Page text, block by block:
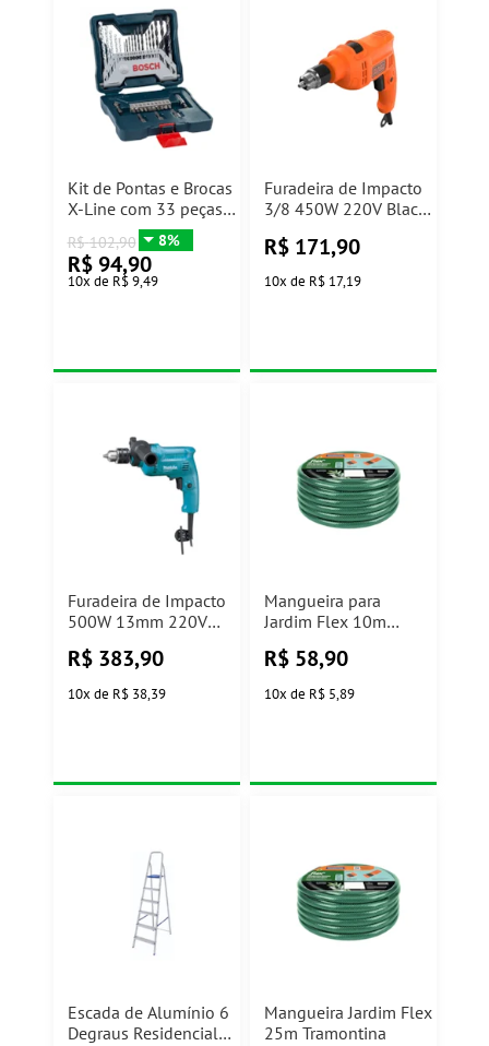
Kit de Pontas e Brocas
X-Line com 33 peças
R$ 102,90 8%
R$ 94,90
10x de R$ 9,49
Furadeira de Impacto
3/8 450W 220V Black
R$ 171,90
10x de R$ 17,19
Furadeira de Impacto
500W 13mm 220V
R$ 383,90
10x de R$ 38,39
Mangueira para
Jardim Flex 10m
R$ 58,90
10x de R$ 5,89
Escada de Alumínio 6
Degraus Residencial
Mangueira Jardim Flex
25m Tramontina